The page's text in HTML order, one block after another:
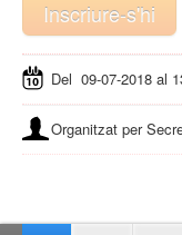
Inscriure-s'hi
Del 09-07-2018 al
Organitzat per